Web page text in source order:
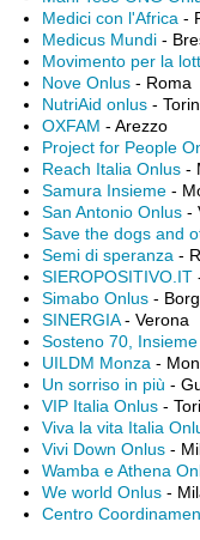
Medici con l'Africa -
Medicus Mundi -
Movimento per la
Nove Onlus - Roma
NutriAid onlus -
OXFAM - Arezzo
Project for People
Reach Italia Onlus -
Samura Insieme -
San Antonio Onlus -
Save the dogs and
Semi di speranza -
SIEROPOSITIVO.IT
Simabo Onlus -
SINERGIA- Verona
Sosteno 70,
UILDM Monza -
Un sorriso in più -
VIP Italia Onlus -
Viva la vita Italia
Vivi Down Onlus -
Wamba e Athena
We world Onlus -
Centro